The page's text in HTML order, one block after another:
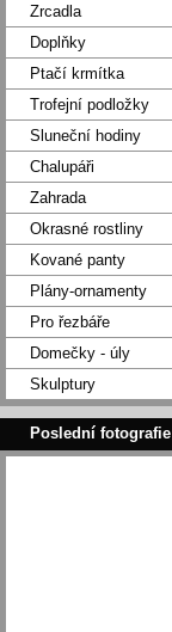
Zrcadla
Doplňky
Ptačí krmítka
Trofejní podložky
Sluneční hodiny
Chalupáři
Zahrada
Okrasné rostliny
Kované panty
Plány-ornamenty
Pro řezbáře
Domečky - úly
Skulptury
Poslední fotografie